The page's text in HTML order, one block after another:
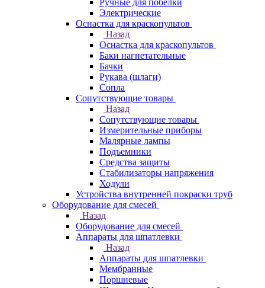
Ручные для побелки
Электрические
Оснастка для краскопультов
Назад
Оснастка для краскопультов
Баки нагнетательные
Бачки
Рукава (шлаги)
Сопла
Сопутствующие товары
Назад
Сопутствующие товары
Измерительные приборы
Малярные лампы
Подъемники
Средства защиты
Стабилизаторы напряжения
Ходули
Устройства внутренней покраски труб
Оборудование для смесей
Назад
Оборудование для смесей
Аппараты для шпатлевки
Назад
Аппараты для шпатлевки
Мембранные
Поршневые